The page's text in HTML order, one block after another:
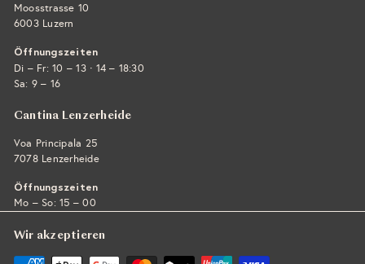
Moosstrasse 10
6003 Luzern
Öffnungszeiten
Di – Fr: 10 – 13 · 14 – 18:30
Sa: 9 – 16
Cantina Lenzerheide
Voa Principala 25
7078 Lenzerheide
Öffnungszeiten
Mo – So: 15 – 00
Wir akzeptieren